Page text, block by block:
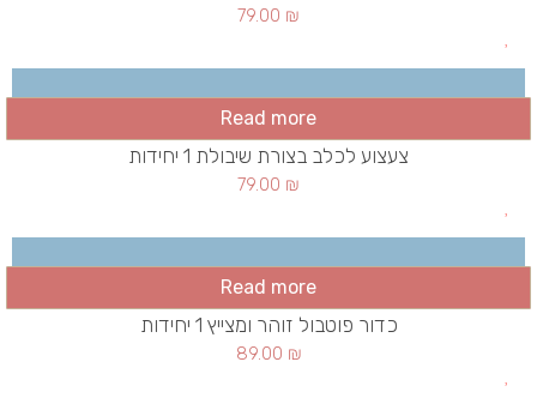
79.00 ₪
Read more
צעצוע לכלב בצורת שיבולת 1 יחידות
79.00 ₪
Read more
כדור פוטבול זוהר ומצייץ 1 יחידות
89.00 ₪